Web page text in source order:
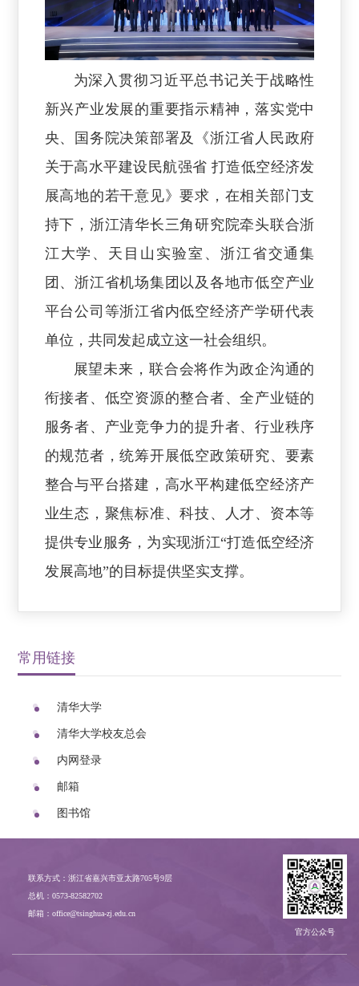
为深入贯彻习近平总书记关于战略性
新兴产业发展的重要指示精神，落实党中
央、国务院决策部署及《浙江省人民政府
关于高水平建设民航强省 打造低空经济发
展高地的若干意见》要求，在相关部门支
持下，浙江清华长三角研究院牵头联合浙
江大学、天目山实验室、浙江省交通集
团、浙江省机场集团以及各地市低空产业
平台公司等浙江省内低空经济产学研代表
单位，共同发起成立这一社会组织。
展望未来，联合会将作为政企沟通的
衔接者、低空资源的整合者、全产业链的
服务者、产业竞争力的提升者、行业秩序
的规范者，统筹开展低空政策研究、要素
整合与平台搭建，高水平构建低空经济产
业生态，聚焦标准、科技、人才、资本等
提供专业服务，为实现浙江“打造低空经济
发展高地”的目标提供坚实支撑。
常用链接
清华大学
清华大学校友总会
内网登录
邮箱
图书馆
联系方式：浙江省嘉兴市亚太路705号9层
总机：0573-82582702
邮箱：office@tsinghua-zj.edu.cn
官方公众号